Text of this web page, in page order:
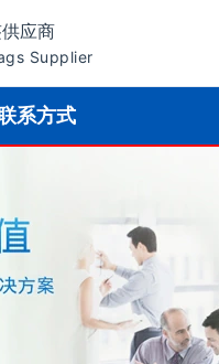
应商
Supplier
系方式